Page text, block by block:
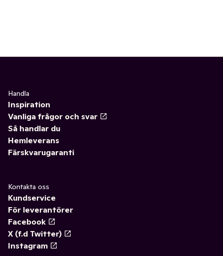
Handla
Inspiration
Vanliga frågor och svar
Så handlar du
Hemleverans
Färskvarugaranti
Kontakta oss
Kundservice
För leverantörer
Facebook
X (f.d Twitter)
Instagram